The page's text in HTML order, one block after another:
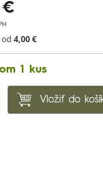
€
4,00 €
1 kus
Vložiť do